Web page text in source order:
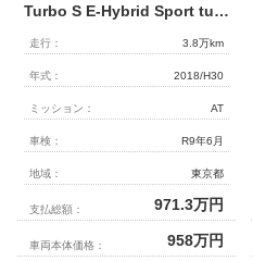
Turbo S E-Hybrid Sport turismo 右H正規D車 ｽﾎﾟｸﾛ ﾊﾟﾉﾗﾏR ｶｰﾎﾞﾝｲﾝﾃﾘｱ 黒革 ｼｰﾄﾋｰﾀｰ&ﾍﾞﾝﾁﾚｰｼｮﾝ 4ｿﾞｰﾝAC PCM BOSE 全周C＆PAS ACC&LCA&LKA ﾏﾄﾘｯｸｽLEDﾍｯﾄﾞﾗｲﾄ(PDLSﾌﾟﾗｽ付) ｺﾝﾌｫｰﾄA＆ｿﾌﾄｸﾛｰｽﾞ PASMｴｱｻｽ PTV+ PDCC＆PCCB 21AW 禁煙
走行： 3.8万km
年式： 2018/H30
ミッション： AT
車検： R9年6月
地域： 東京都
支払総額： 971.3万円
車両本体価格： 958万円